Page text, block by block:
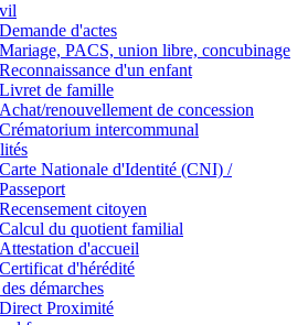
Demande d'actes
Mariage, PACS, union libre, concubinage
Reconnaissance d'un enfant
Livret de famille
Achat/renouvellement de concession
Crématorium intercommunal
Carte Nationale d'Identité (CNI) /
Passeport
Recensement citoyen
Calcul du quotient familial
Attestation d'accueil
Certificat d'hérédité
démarches
Proximité